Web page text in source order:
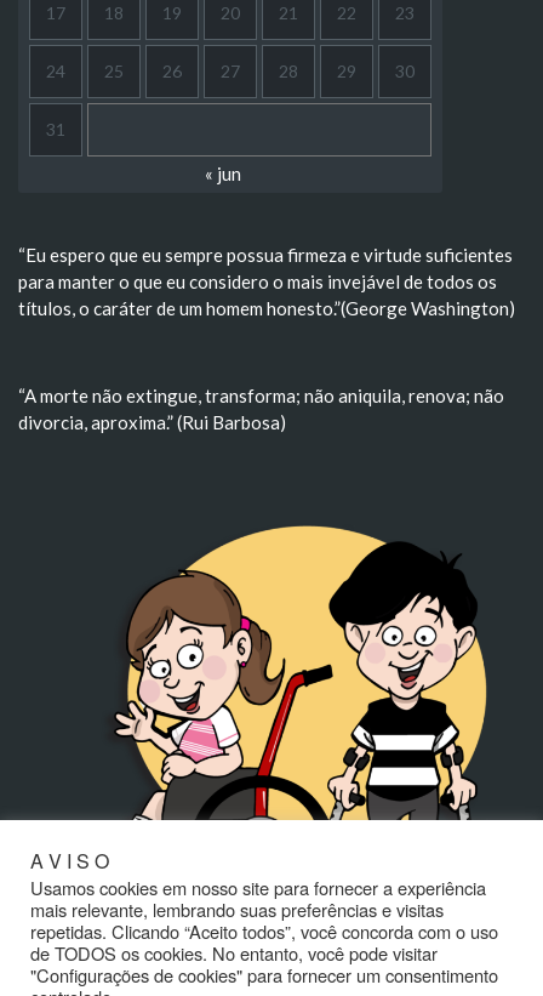
17 18 19 20 21 22 23
24 25 26 27 28 29 30
31
« jun
“Eu espero que eu sempre possua firmeza e virtude suficientes
para manter o que eu considero o mais invejável de todos os
títulos, o caráter de um homem honesto.”(George Washington)
“A morte não extingue, transforma; não aniquila, renova; não
divorcia, aproxima.” (Rui Barbosa)
A V I S O
Usamos cookies em nosso site para fornecer a experiência
mais relevante, lembrando suas preferências e visitas
repetidas. Clicando “Aceito todos”, você concorda com o uso
de TODOS os cookies. No entanto, você pode visitar
"Configurações de cookies" para fornecer um consentimento